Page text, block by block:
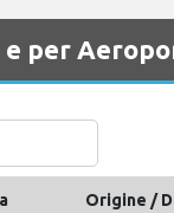
per
Origine /